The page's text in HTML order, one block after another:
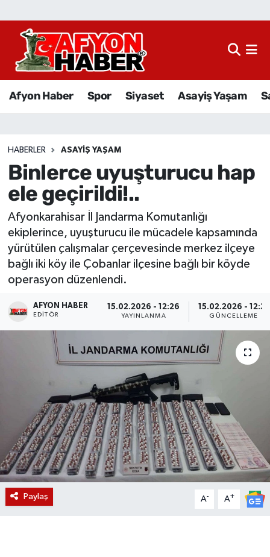
Afyon Haber Spor Siyaset Asayiş Yaşam
HABERLER ASAYIŞ YAŞAM
Binlerce uyuşturucu hap
ele geçirildi!..
Afyonkarahisar İl Jandarma Komutanlığı
ekiplerince, uyuşturucu ile mücadele kapsamında
yürütülen çalışmalar çerçevesinde merkez ilçeye
bağlı iki köy ile Çobanlar ilçesine bağlı bir köyde
operasyon düzenlendi.
AFYON HABER
EDITÖR
15.02.2026 - 12:26
YAYINLANMA
15.02.2026 - 12:31
GÜNCELLEME
Paylaş A- A+
Afyon Haber
Sağlık
Eğitim
Sivil Toplum
Ekonomi